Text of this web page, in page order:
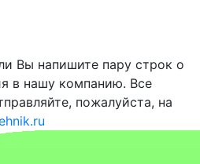
Вы напишите пару строк о
в нашу компанию. Все
пожалуйста, на